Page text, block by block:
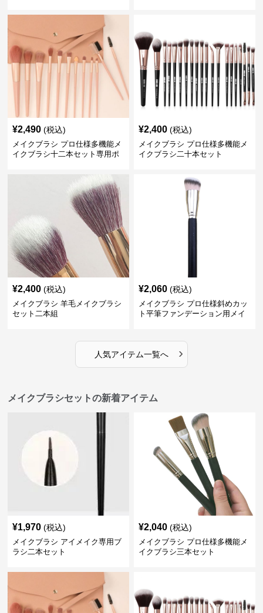
¥2,490 (税込)
メイクブラシ プロ仕様多機能メ
イクブラシ十二本セット専用ポ
¥2,400 (税込)
メイクブラシ プロ仕様多機能メ
イクブラシ二十本セット
¥2,400 (税込)
メイクブラシ 羊毛メイクブラシ
セット二本組
¥2,060 (税込)
メイクブラシ プロ仕様斜めカッ
ト平筆ファンデーション用メイ
人気アイテム一覧へ ›
メイクブラシセットの新着アイテム
¥1,970 (税込)
メイクブラシ アイメイク専用ブ
ラシ二本セット
¥2,040 (税込)
メイクブラシ プロ仕様多機能メ
イクブラシ三本セット